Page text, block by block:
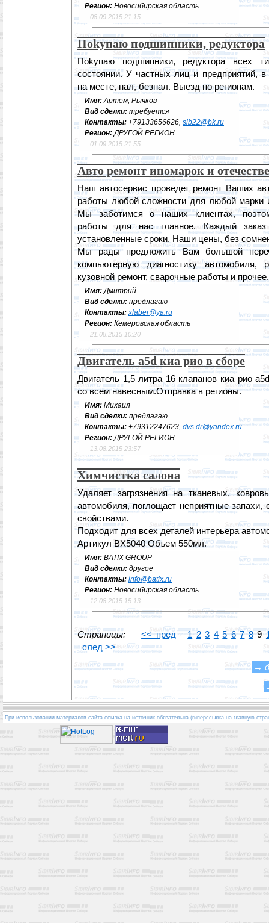
Регион: Новосибирская область
08.09.2015 21:15
Поkупaю подшипники, редуктора
Поkупaю подшипники, редуктора всех
состоянии. У частных лиц и предприятий,
на месте, нал, безнал. Выезд по регионам.
Имя:Артем, Рычков
Вид сделки: требуется
Контакты: +79133656626, sib22@bk.ru
Регион:ДРУГОЙ РЕГИОН
01.09.2015 21:55
Авто ремонт иномарок и
Наш автосервис проведет ремонт Ваших
работы любой сложности для любой марки
Мы заботимся о наших клиентах,
работы для нас главное. Каждый
установленные сроки. Наши цены, без
Мы рады предложить Вам большой
компьютерную диагностику автомобиля,
кузовной ремонт, сварочные работы и прочее.
Имя:Дмитрий
Вид сделки: предлагаю
Контакты:xlaber@ya.ru
Регион: Кемеровская область
21.08.2015 10:20
Двигатель a5d киа рио в сборе
Двигатель 1,5 литра 16 клапанов киа рио
со всем навесным.Отправка в регионы.
Имя: Михаил
Вид сделки: предлагаю
Контакты: +79312247623, dvs.dr@yandex.ru
Регион:ДРУГОЙ РЕГИОН
13.08.2015 23:57
Химчистка салона
Удаляет загрязнения на тканевых,
автомобиля, поглощает неприятные запахи,
свойствами.
Подходит для всех деталей интерьера
Артикул BX5040 Объем 550мл.
Имя: BATIX GROUP
Вид сделки: другое
Контакты: info@batix.ru
Регион: Новосибирская область
12.08.2015 15:13
Страницы: << пред 1 2 3 4 5 6 7 89
след >>
→
При использовании материалов сайта ссылка на источник обязательна (гиперссылка на главную